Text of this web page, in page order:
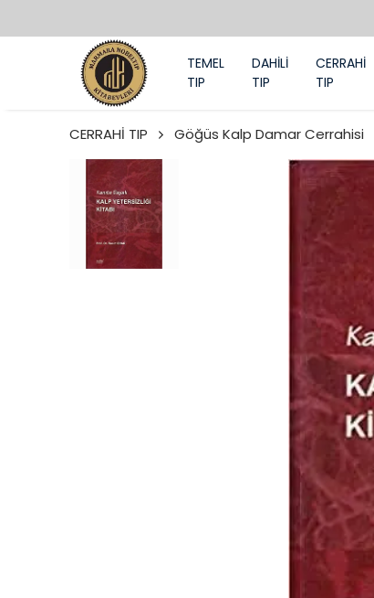
TEMEL
TIP
DAHİLİ
TIP
CERRAHİ
TIP
CERRAHİ TIP Göğüs Kalp Damar Cerrahisi